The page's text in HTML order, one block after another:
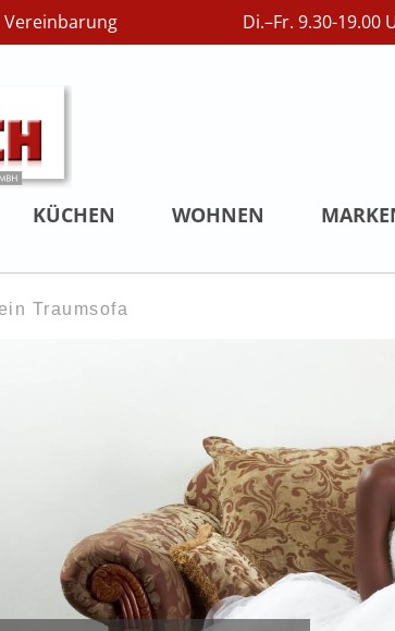
Vereinbarung Di.–Fr. 9.30-19.00
KÜCHEN WOHNEN
Traumsofa